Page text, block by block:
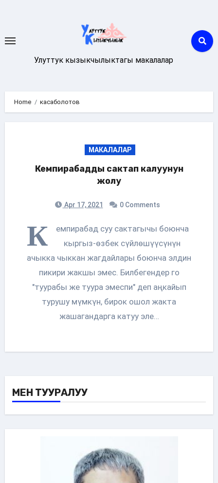
Улуттук кызыкчылыктагы макалалар
Home касаболотов
МАКАЛАЛАР
Кемпирабадды сактап калуунун
жолу
Apr 17, 2021 0 Comments
К
емпирабад суу сактагычы боюнча
кыргыз-өзбек сүйлөшүүсүнүн
ачыкка чыккан жагдайлары боюнча элдин
пикири жакшы эмес. Билбегендер го
"туурабы же туура эмеспи" деп аңкайып
турушу мүмкүн, бирок ошол жакта
жашагандарга катуу эле…
МЕН ТУУРАЛУУ